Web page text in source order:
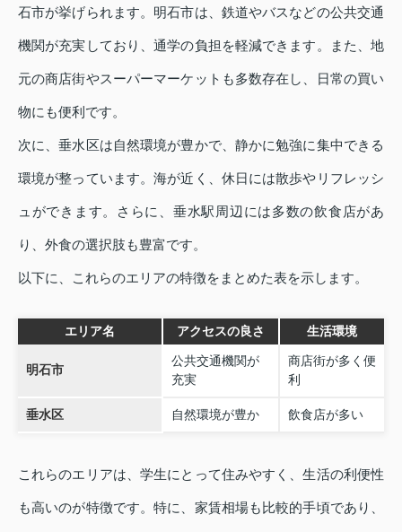
石市が挙げられます。明石市は、鉄道やバスなどの公共交通
機関が充実しており、通学の負担を軽減できます。また、地
元の商店街やスーパーマーケットも多数存在し、日常の買い
物にも便利です。
次に、垂水区は自然環境が豊かで、静かに勉強に集中できる
環境が整っています。海が近く、休日には散歩やリフレッシ
ュができます。さらに、垂水駅周辺には多数の飲食店があ
り、外食の選択肢も豊富です。
以下に、これらのエリアの特徴をまとめた表を示します。
エリア名 アクセスの良さ 生活環境
明石市
公共交通機関が
充実
商店街が多く便
利
垂水区 自然環境が豊か 飲食店が多い
これらのエリアは、学生にとって住みやすく、生活の利便性
も高いのが特徴です。特に、家賃相場も比較的手頃であり、